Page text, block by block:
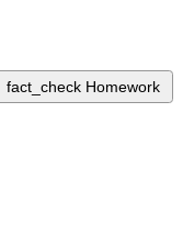
fact_check Homework